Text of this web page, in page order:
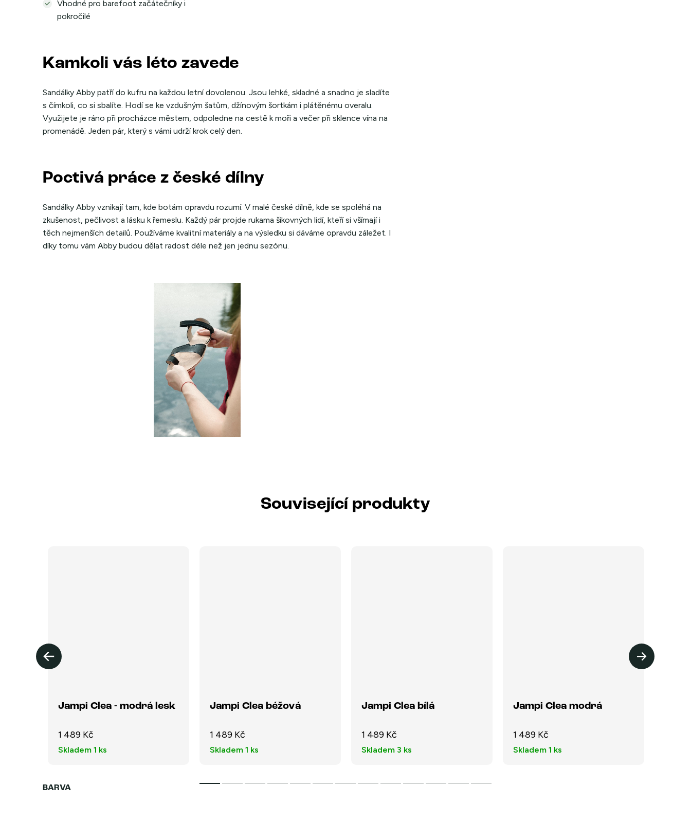
Vhodné pro barefoot začátečníky i
pokročilé
Kamkoli vás léto zavede
Sandálky Abby patří do kufru na každou letní dovolenou. Jsou lehké, skladné a snadno je sladíte
s čímkoli, co si sbalíte. Hodí se ke vzdušným šatům, džínovým šortkám i plátěnému overalu.
Využijete je ráno při procházce městem, odpoledne na cestě k moři a večer při sklence vína na
promenádě. Jeden pár, který s vámi udrží krok celý den.
Poctivá práce z české dílny
Sandálky Abby vznikají tam, kde botám opravdu rozumí. V malé české dílně, kde se spoléhá na
zkušenost, pečlivost a lásku k řemeslu. Každý pár projde rukama šikovných lidí, kteří si všímají i
těch nejmenších detailů. Používáme kvalitní materiály a na výsledku si dáváme opravdu záležet. I
díky tomu vám Abby budou dělat radost déle než jen jednu sezónu.
Související produkty
Jampi Clea - modrá lesk
1 489 Kč
Skladem 1 ks
Jampi Clea béžová
1 489 Kč
Skladem 1 ks
Jampi Clea bílá
1 489 Kč
Skladem 3 ks
Jampi Clea modrá
1 489 Kč
Skladem 1 ks